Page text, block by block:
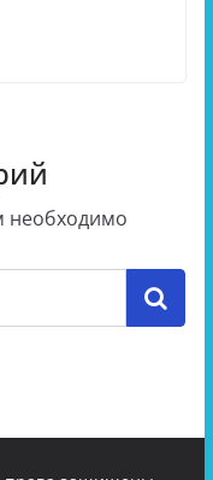
необходимо